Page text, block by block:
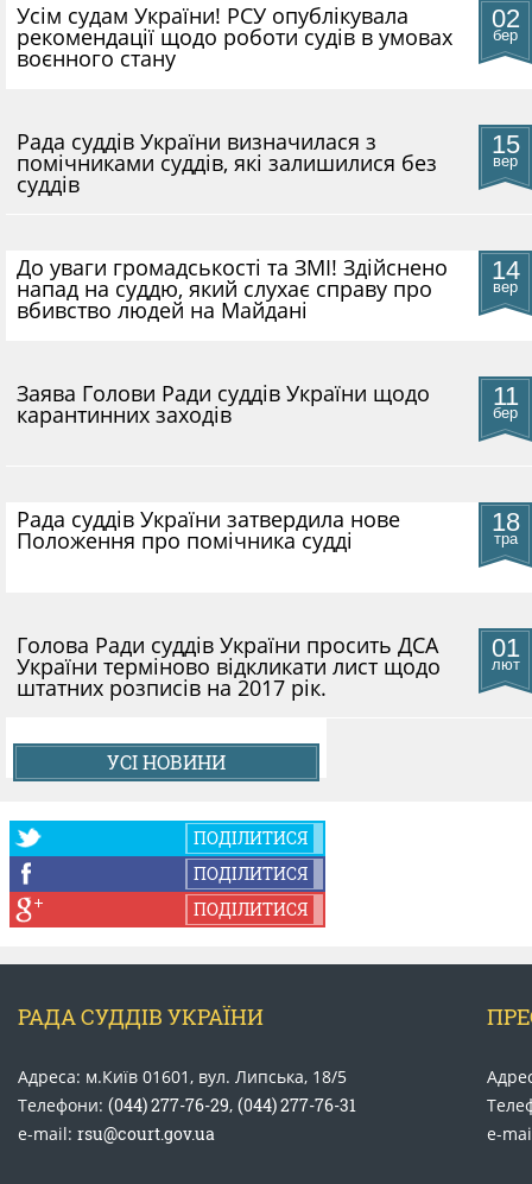
02
бер
​Усім судам України! РСУ опублікувала
рекомендації щодо роботи судів в умовах
воєнного стану
15
вер
Рада суддів України визначилася з
помічниками суддів, які залишилися без
суддів
14
вер
До уваги громадськості та ЗМІ! Здійснено
напад на суддю, який слухає справу про
вбивство людей на Майдані
11
бер
​Заява Голови Ради суддів України щодо
карантинних заходів
18
тра
Рада суддів України затвердила нове
Положення про помічника судді
01
лют
Голова Ради суддів України просить ДСА
України терміново відкликати лист щодо
штатних розписів на 2017 рік.
УСІ НОВИНИ
ПОДІЛИТИСЯ
ПОДІЛИТИСЯ
ПОДІЛИТИСЯ
РАДА СУДДІВ УКРАЇНИ
Адреса: м.Київ 01601, вул. Липська, 18/5
Телефони: (044) 277-76-29, (044) 277-76-31
e-mail: rsu@court.gov.ua
e-